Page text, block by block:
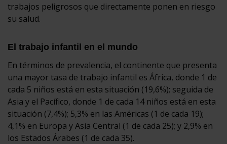
trabajos peligrosos que directamente ponen en riesgo
su salud.
El trabajo infantil en el mundo
En términos de prevalencia, el continente que presenta
una mayor tasa de trabajo infantil es África, donde 1 de
cada 5 niños está en esta situación (19,6%); seguida de
Asia y el Pacífico, donde 1 de cada 14 niños está en esta
situación (7,4%); 5,3% en las Américas (1 de cada 19);
4,1% en Europa y Asia Central (1 de cada 25); y 2,9% en
los Estados Árabes (1 de cada 35).